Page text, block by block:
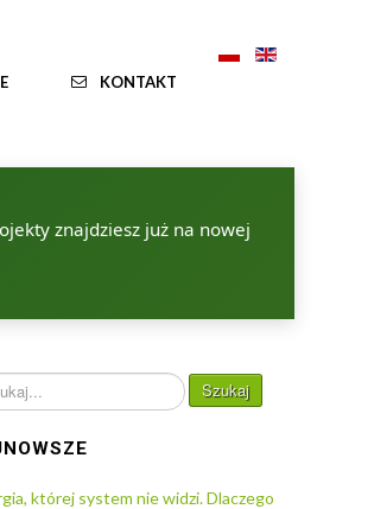
KONTAKT
znajdziesz już na nowej
Szukaj
której system nie widzi. Dlaczego